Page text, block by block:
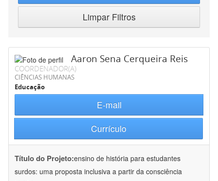
Limpar Filtros
Aaron Sena Cerqueira Reis
COORDENADOR(A)
CIÊNCIAS HUMANAS
Educação
E-mail
Currículo
Título do Projeto:ensino de história para estudantes
surdos: uma proposta inclusiva a partir da consciência